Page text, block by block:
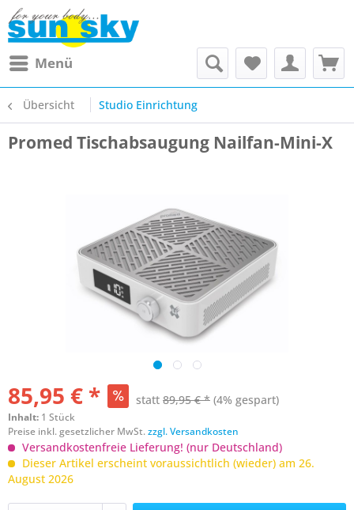
Menü
Übersicht Studio Einrichtung
Promed Tischabsaugung Nailfan-Mini-X
85,95 € * statt 89,95 € * (4% gespart)
Inhalt: 1 Stück
Preise inkl. gesetzlicher MwSt.zzgl. Versandkosten
Versandkostenfreie Lieferung! (nur Deutschland)
Dieser Artikel erscheint voraussichtlich (wieder) am 26.
August 2026